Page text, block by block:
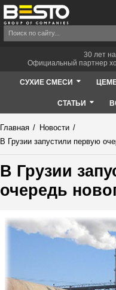
30 лет
Официальный партнер
СУХИЕ СМЕСИ
СТАТЬИ
Главная / Новости /
В Грузии запустили первую
В Грузии
очередь